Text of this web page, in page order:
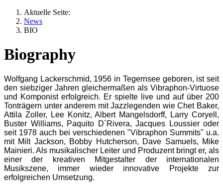
Aktuelle Seite:
News
BIO
Biography
Wolfgang Lackerschmid, 1956 in Tegernsee geboren, ist seit
den siebziger Jahren gleichermaßen als Vibraphon-Virtuose
und Komponist erfolgreich. Er spielte live und auf über 200
Tonträgern unter anderem mit Jazzlegenden wie Chet Baker,
Attila Zoller, Lee Konitz, Albert Mangelsdorff, Larry Coryell,
Buster Williams, Paquito D´Rivera, Jacques Loussier oder
seit 1978 auch bei verschiedenen "Vibraphon Summits" u.a.
mit Milt Jackson, Bobby Hutcherson, Dave Samuels, Mike
Mainieri. Als musikalischer Leiter und Produzent bringt er, als
einer der kreativen
Mitgestalter der internationalen
Musikszene, immer wieder innovative Projekte zur
erfolgreichen Umsetzung.